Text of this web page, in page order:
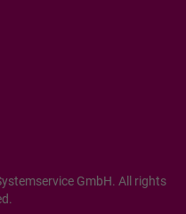
GmbH. All rights